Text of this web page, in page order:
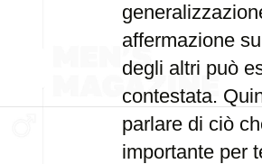
affermazione
degli altri può
contestata.
parlare di ciò
importante per